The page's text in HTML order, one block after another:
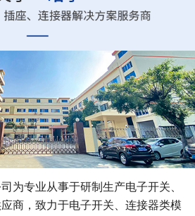
为专业从事于研制生产电子开关、
商，致力于电子开关、连接器类模